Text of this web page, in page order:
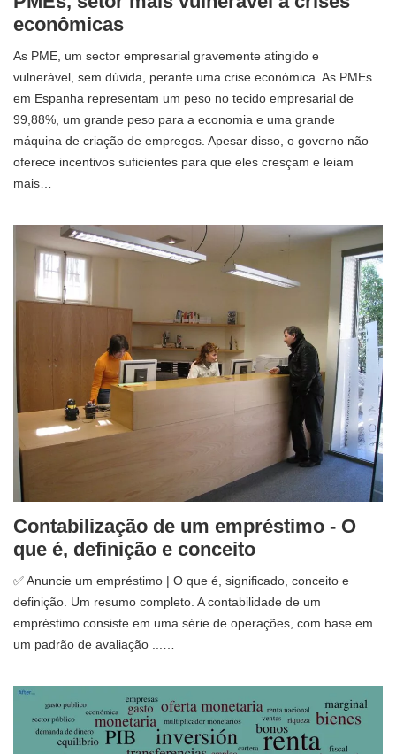
econômicas
As PME, um sector empresarial gravemente atingido e
vulnerável, sem dúvida, perante uma crise económica. As PMEs
em Espanha representam um peso no tecido empresarial de
99,88%, um grande peso para a economia e uma grande
máquina de criação de empregos. Apesar disso, o governo não
oferece incentivos suficientes para que eles cresçam e leiam
mais…
Contabilização de um empréstimo - O
que é, definição e conceito
✅ Anuncie um empréstimo | O que é, significado, conceito e
definição. Um resumo completo. A contabilidade de um
empréstimo consiste em uma série de operações, com base em
um padrão de avaliação ...…